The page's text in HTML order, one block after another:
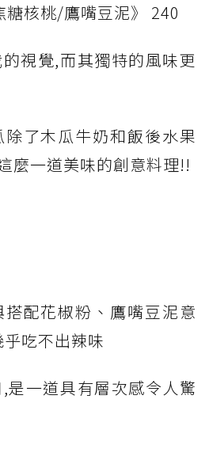
核桃/鷹嘴豆泥》 240
視覺,而其獨特的風味更
了木瓜牛奶和飯後水果
麼一道美味的創意料理!!
配花椒粉、鷹嘴豆泥意
吃不出辣味
是一道具有層次感令人驚